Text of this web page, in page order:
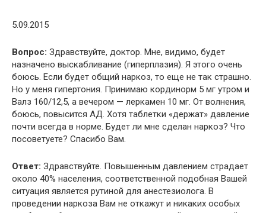
5.09.2015
Вопрос: Здравствуйте, доктор. Мне, видимо, будет
назначено выскабливание (гиперплазия). Я этого очень
боюсь. Если будет общий наркоз, то еще не так страшно.
Но у меня гипертония. Принимаю кординорм 5 мг утром и
Валз 160/12,5, а вечером — леркамен 10 мг. От волнения,
боюсь, повысится АД. Хотя таблетки «держат» давление
почти всегда в норме. Будет ли мне сделан наркоз? Что
посоветуете? Спасибо Вам.
Ответ: Здравствуйте. Повышенным давлением страдает
около 40% населения, соответственной подобная Вашей
ситуация является рутиной для анестезиолога. В
проведении наркоза Вам не откажут и никаких особых